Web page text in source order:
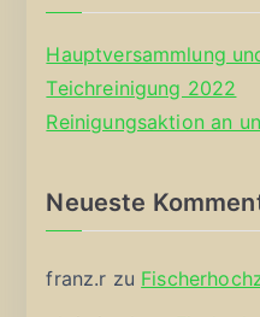
Hauptversammlung
Teichreinigung 2022
Reinigungsaktion an
Neueste
franz.r zu